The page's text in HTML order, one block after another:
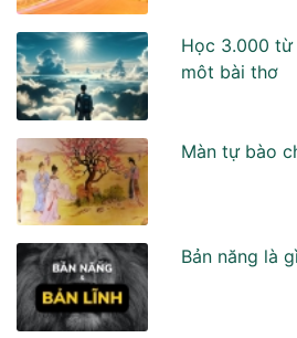
Học 3.000
môt bài thơ
Màn tự bào
Bản năng là